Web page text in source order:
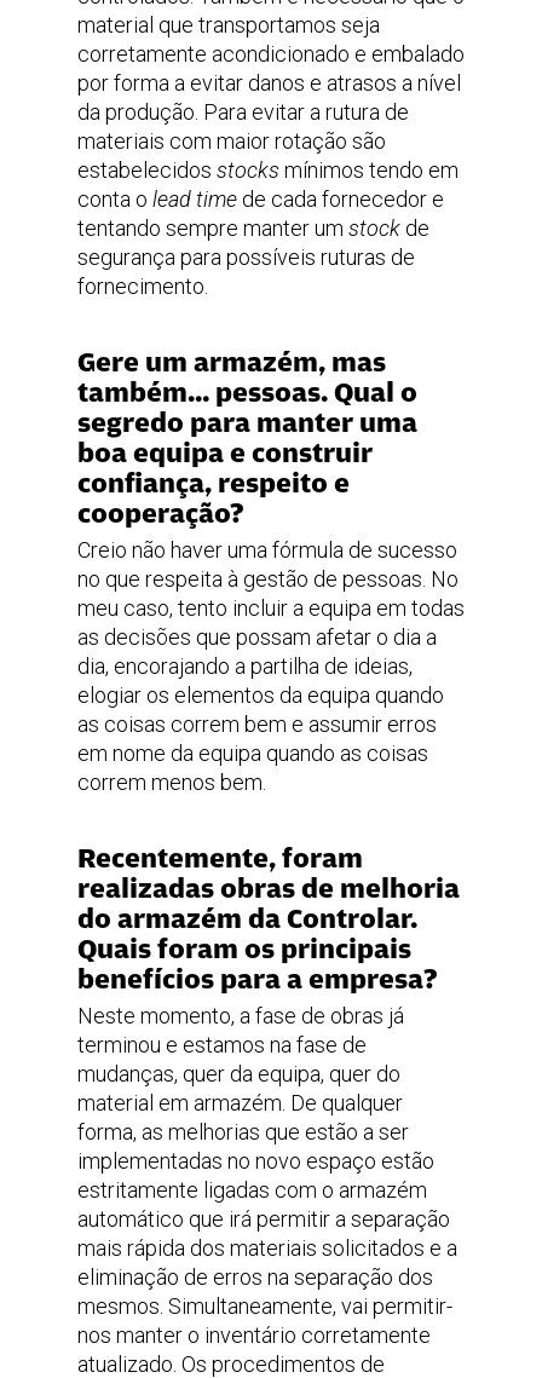
material que transportamos seja
corretamente acondicionado e embalado
por forma a evitar danos e atrasos a nível
da produção. Para evitar a rutura de
materiais com maior rotação são
estabelecidos stocks mínimos tendo em
conta o lead time de cada fornecedor e
tentando sempre manter um stock de
segurança para possíveis ruturas de
fornecimento.
Gere um armazém, mas
também… pessoas. Qual o
segredo para manter uma
boa equipa e construir
confiança, respeito e
cooperação?
Creio não haver uma fórmula de sucesso
no que respeita à gestão de pessoas. No
meu caso, tento incluir a equipa em todas
as decisões que possam afetar o dia a
dia, encorajando a partilha de ideias,
elogiar os elementos da equipa quando
as coisas correm bem e assumir erros
em nome da equipa quando as coisas
correm menos bem.
Recentemente, foram
realizadas obras de melhoria
do armazém da Controlar.
Quais foram os principais
benefícios para a empresa?
Neste momento, a fase de obras já
terminou e estamos na fase de
mudanças, quer da equipa, quer do
material em armazém. De qualquer
forma, as melhorias que estão a ser
implementadas no novo espaço estão
estritamente ligadas com o armazém
automático que irá permitir a separação
mais rápida dos materiais solicitados e a
eliminação de erros na separação dos
mesmos. Simultaneamente, vai permitir-
nos manter o inventário corretamente
atualizado. Os procedimentos de